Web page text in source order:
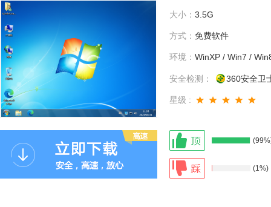
大小： 3.5G
方式： 免费软件
环境： WinXP / Win7 /
安全检测： 360安全卫
星级 :
(1%)